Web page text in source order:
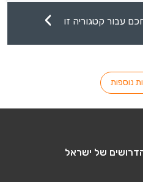
עבור קטגוריה זו
נוספות